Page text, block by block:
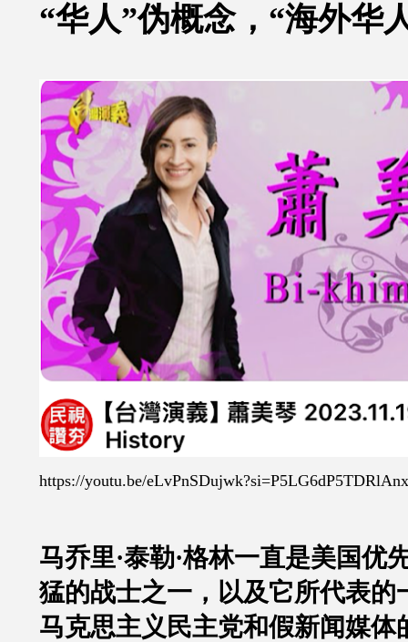
“华人”伪概念，“海外华
https://youtu.be/
马乔里·泰勒·格林一直是美国优
猛的战士之一，以及它所代表的
马克思主义民主党和假新闻媒体